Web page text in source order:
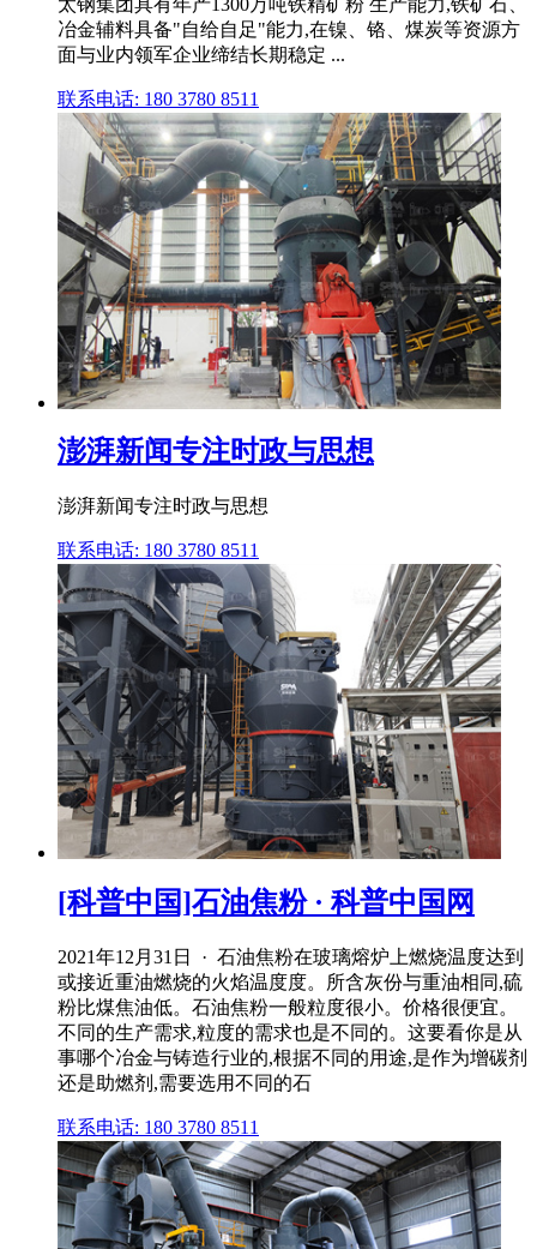
太钢集团具有年产1300万吨铁精矿粉 生产能力,铁矿石、
冶金辅料具备"自给自足"能力,在镍、铬、煤炭等资源方
面与业内领军企业缔结长期稳定 ...
联系电话: 180 3780 8511
澎湃新闻专注时政与思想
澎湃新闻专注时政与思想
联系电话: 180 3780 8511
[科普中国]石油焦粉 · 科普中国网
2021年12月31日 · 石油焦粉在玻璃熔炉上燃烧温度达到
或接近重油燃烧的火焰温度度。所含灰份与重油相同,硫
粉比煤焦油低。石油焦粉一般粒度很小。价格很便宜。
不同的生产需求,粒度的需求也是不同的。这要看你是从
事哪个冶金与铸造行业的,根据不同的用途,是作为增碳剂
还是助燃剂,需要选用不同的石
联系电话: 180 3780 8511